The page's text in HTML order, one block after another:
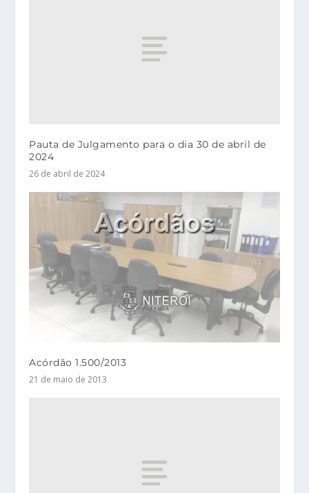
Pauta de Julgamento para o dia 30 de abril de
2024
26 de abril de 2024
Acórdão 1.500/2013
21 de maio de 2013